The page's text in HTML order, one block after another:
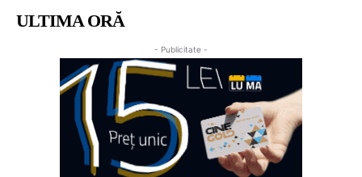
ULTIMA ORĂ
- Publicitate -